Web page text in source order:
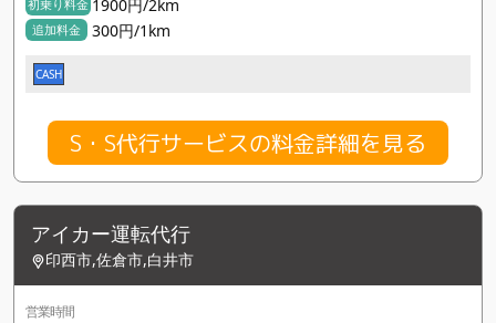
初乗り料金 1900円/2km
追加料金 300円/1km
CASH
S・S代行サービスの料金詳細を見る
アイカー運転代行
印西市,佐倉市,白井市
営業時間